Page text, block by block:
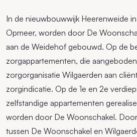
In de nieuwbouwwijk Heerenweide
Opmeer, worden door De
aan de Weidehof gebouwd. Op de
zorgappartementen, die
zorgorganisatie Wilgaerden aan
zorgindicatie. Op de 1e en 2e
zelfstandige appartementen
worden door De Woonschakel.
tussen De Woonschakel en